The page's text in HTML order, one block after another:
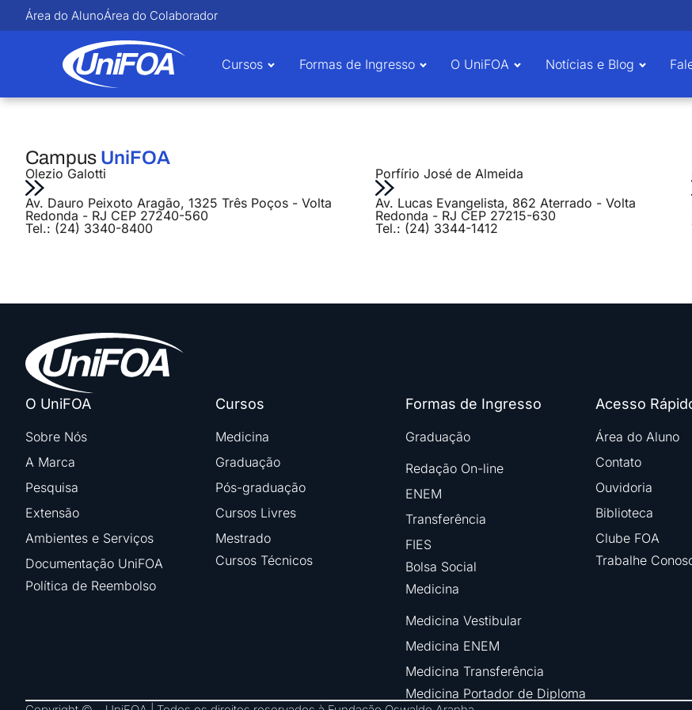
Área do AlunoÁrea do Colaborador
Cursos Formas de Ingresso O UniFOA Notícias e Blog
Campus UniFOA
Olezio Galotti
Av. Dauro Peixoto Aragão, 1325 Três Poços - Volta
Redonda - RJ CEP 27240-560
Tel.: (24) 3340-8400
Porfírio José de Almeida
Av. Lucas Evangelista, 862 Aterrado - Volta
Redonda - RJ CEP 27215-630
Tel.: (24) 3344-1412
O UniFOA
Sobre Nós
A Marca
Pesquisa
Extensão
Ambientes e Serviços
Documentação UniFOA
Política de Reembolso
Cursos
Medicina
Graduação
Pós-graduação
Cursos Livres
Mestrado
Cursos Técnicos
Formas de Ingresso
Graduação
Redação On-line
ENEM
Transferência
FIES
Bolsa Social
Medicina
Medicina Vestibular
Medicina ENEM
Medicina Transferência
Medicina Portador de Diploma
Acesso
Área do Aluno
Contato
Ouvidoria
Biblioteca
Clube FOA
Trabalhe